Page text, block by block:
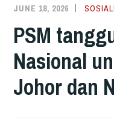
JUNE 18, 2026
PSM
Nasional
Johor dan